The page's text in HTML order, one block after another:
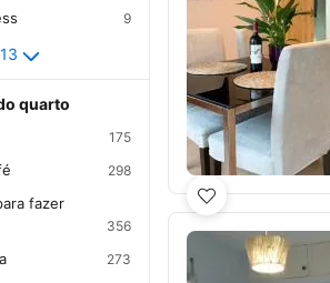
9
quarto
175
298
fazer
356
273